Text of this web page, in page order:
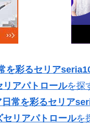
を彩るセリア
リアパトロールを探
日常を彩るセリア
セリアパトロールを